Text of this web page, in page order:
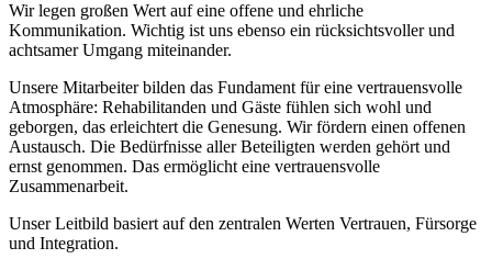
Wir legen großen Wert auf eine offene und ehrliche
Kommunikation. Wichtig ist uns ebenso ein rücksichtsvoller und
achtsamer Umgang miteinander.
Unsere Mitarbeiter bilden das Fundament für eine vertrauensvolle
Atmosphäre: Rehabilitanden und Gäste fühlen sich wohl und
geborgen, das erleichtert die Genesung. Wir fördern einen offenen
Austausch. Die Bedürfnisse aller Beteiligten werden gehört und
ernst genommen. Das ermöglicht eine vertrauensvolle
Zusammenarbeit.
Unser Leitbild basiert auf den zentralen Werten Vertrauen, Fürsorge
und Integration.